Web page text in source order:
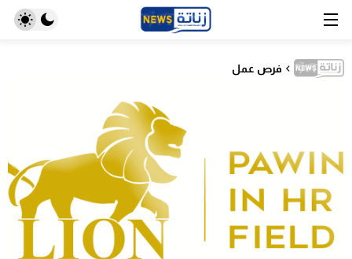
فرص عمل